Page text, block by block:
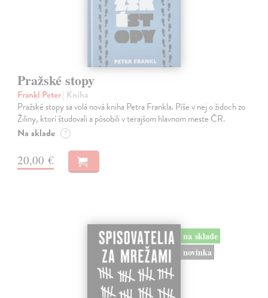
Pražské stopy
Frankl Peter| Kniha
Pražské stopy sa volá nová kniha Petra Frankla. Píše v nej o židoch zo
Žiliny, ktorí študovali a pôsobili v terajšom hlavnom meste ČR.
Na sklade ?
20,00 €
na sklade
novinka